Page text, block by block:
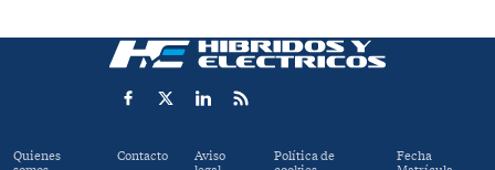
Quienes Contacto Aviso Política de Fecha